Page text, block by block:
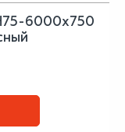
6000х750